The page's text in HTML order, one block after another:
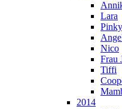
Lara
Pinky
Nico
Frau
Tiffi
2014